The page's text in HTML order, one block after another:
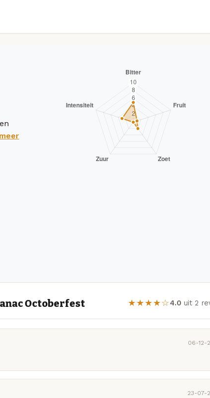
Octoberfest ★★★★☆4.0 uit 2
06-12-
23-07-